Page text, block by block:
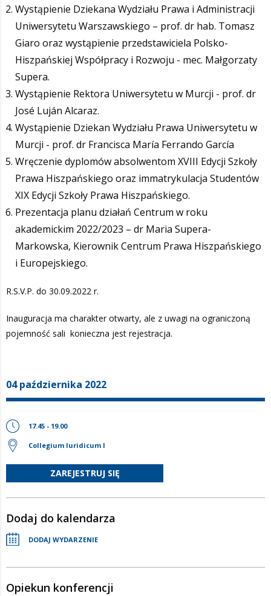
Wystąpienie Dziekana Wydziału Prawa i Administracji
Uniwersytetu Warszawskiego – prof. dr hab. Tomasz
Giaro oraz wystąpienie przedstawiciela Polsko-
Hiszpańskiej Współpracy i Rozwoju - mec. Małgorzaty
Supera.
Wystąpienie Rektora Uniwersytetu w Murcji - prof. dr
José Luján Alcaraz.
Wystąpienie Dziekan Wydziału Prawa Uniwersytetu w
Murcji - prof. dr Francisca María Ferrando García
Wręczenie dyplomów absolwentom XVIII Edycji Szkoły
Prawa Hiszpańskiego oraz immatrykulacja Studentów
XIX Edycji Szkoły Prawa Hiszpańskiego.
Prezentacja planu działań Centrum w roku
akademickim 2022/2023 – dr Maria Supera-
Markowska, Kierownik Centrum Prawa Hiszpańskiego
i Europejskiego.
R.S.V.P. do 30.09.2022 r.
Inauguracja ma charakter otwarty, ale z uwagi na ograniczoną
pojemność sali konieczna jest rejestracja.
04 października 2022
17.45 - 19.00
Collegium Iuridicum I
ZAREJESTRUJ SIĘ
Dodaj do kalendarza
DODAJ WYDARZENIE
Opiekun konferencji